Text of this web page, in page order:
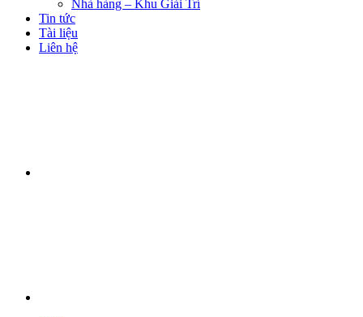
Nhà hàng – Khu Giải Trí
Tin tức
Tài liệu
Liên hệ